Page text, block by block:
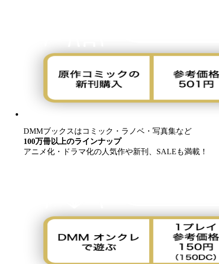
DMMブックスはコミック・ラノベ・写真集など
100万冊以上のラインナップ
アニメ化・ドラマ化の人気作や新刊、SALEも満載！